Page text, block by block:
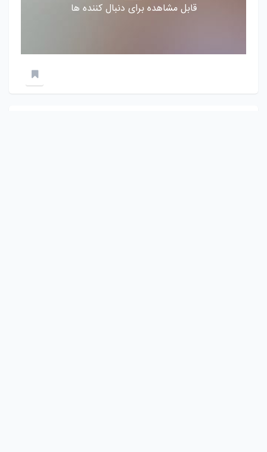
قابل مشاهده برای دنبال کننده ها